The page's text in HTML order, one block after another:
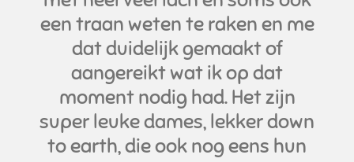
u
r
e
een traan weten te raken en me
dat duidelijk gemaakt of
aangereikt wat ik op dat
moment nodig had. Het zijn
super leuke dames, lekker down
to earth, die ook nog eens hun